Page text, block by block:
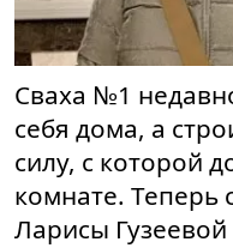
Сваха №1
себя дома, а
силу, с которой
комнате. Теперь
Ларисы Гузеевой